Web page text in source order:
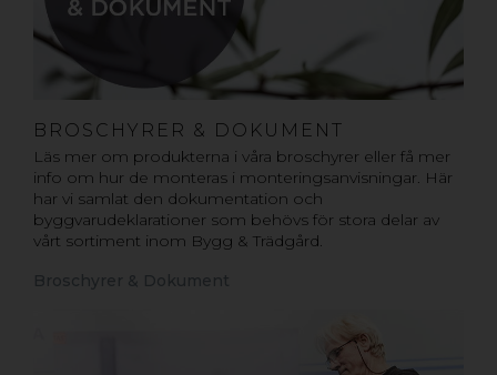
BROSCHYRER & DOKUMENT
Läs mer om produkterna i våra broschyrer eller få mer
info om hur de monteras i monteringsanvisningar. Här
har vi samlat den dokumentation och
byggvarudeklarationer som behövs för stora delar av
vårt sortiment inom Bygg & Trädgård.
Broschyrer & Dokument